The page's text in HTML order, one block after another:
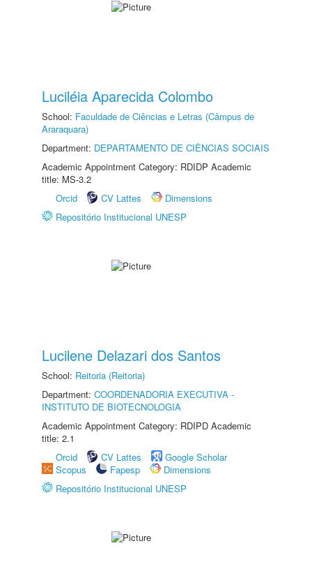
Luciléia Aparecida Colombo
School: Faculdade de Ciências e Letras (Câmpus de
Araraquara)
Department: DEPARTAMENTO DE CIÊNCIAS SOCIAIS
Academic Appointment Category: RDIDP Academic
title: MS-3.2
Orcid
CV Lattes
Dimensions
Repositório Institucional UNESP
Lucilene Delazari dos Santos
School: Reitoria (Reitoria)
Department: COORDENADORIA EXECUTIVA -
INSTITUTO DE BIOTECNOLOGIA
Academic Appointment Category: RDIPD Academic
title: 2.1
Orcid
CV Lattes
Google Scholar
Scopus
Fapesp
Dimensions
Repositório Institucional UNESP